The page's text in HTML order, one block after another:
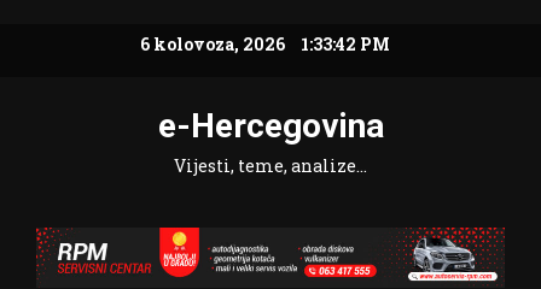
6 kolovoza, 2026 1:33:43 PM
e-Hercegovina
Vijesti, teme, analize…